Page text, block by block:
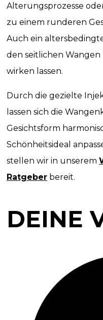
Alterungsprozesse
zu einem runderen
Auch ein
den seitlichen Wangen
wirken lassen.
Durch die gezielte
lassen sich die
Gesichtsform
Schönheitsideal
stellen wir in unserem
Ratgeber bereit.
DEINE